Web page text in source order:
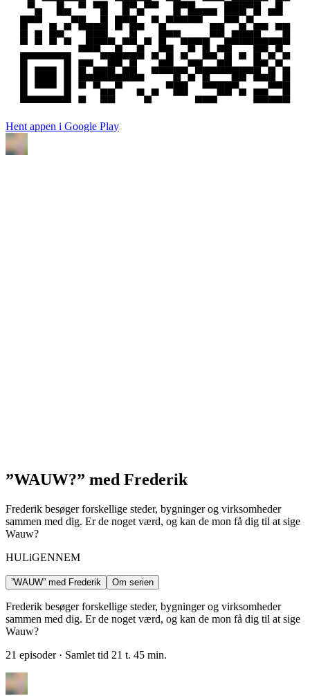
Hent appen i Google Play
”WAUW?” med Frederik
Frederik besøger forskellige steder, bygninger og virksomheder
sammen med dig. Er de noget værd, og kan de mon få dig til at sige
Wauw?
HULiGENNEM
”WAUW” med Frederik Om serien
Frederik besøger forskellige steder, bygninger og virksomheder
sammen med dig. Er de noget værd, og kan de mon få dig til at sige
Wauw?
21 episoder · Samlet tid 21 t. 45 min.